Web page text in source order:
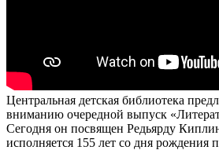
Центральная детская библиотека
вниманию очередной выпуск
Сегодня он посвящен Редьярду
исполняется 155 лет со дня рождения